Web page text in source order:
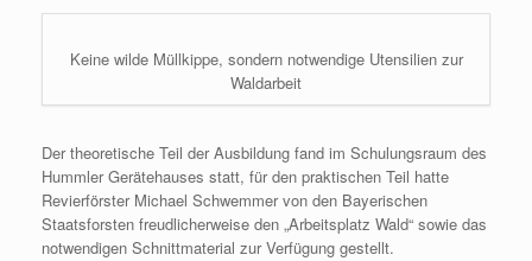
Keine wilde Müllkippe, sondern notwendige Utensilien zur
Waldarbeit
Der theoretische Teil der Ausbildung fand im Schulungsraum des
Hummler Gerätehauses statt, für den praktischen Teil hatte
Revierförster Michael Schwemmer von den Bayerischen
Staatsforsten freudlicherweise den „Arbeitsplatz Wald“ sowie das
notwendigen Schnittmaterial zur Verfügung gestellt.